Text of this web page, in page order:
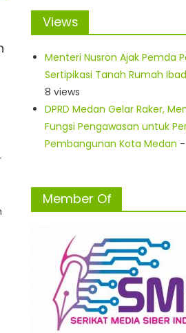
Views
Menteri Nusron Ajak Pemda
Sertipikasi Tanah Rumah
8 views
DPRD Medan Gelar Raker,
Fungsi Pengawasan untuk
Pembangunan Kota Medan
Member Of